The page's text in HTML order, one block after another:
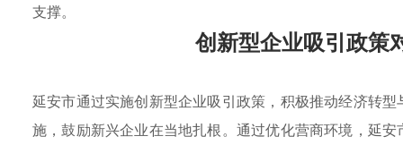
支撑。
创新型企业吸引政策
延安市通过实施创新型企业吸引政策，积极推动经济转
施，鼓励新兴企业在当地扎根。通过优化营商环境，延